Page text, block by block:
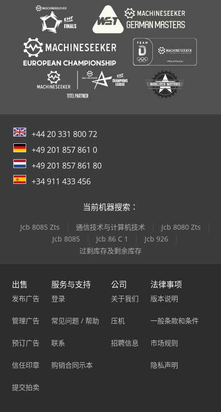
+44 20 331 800 72
+49 201 857 861 0
+49 201 857 861 80
+34 911 433 456
当前机器搜索：
Jcb 8085 Zts 通信技术与计算机技术
Jcb 8080 Zts
Jcb 8085
Jcb 86 C 1
Jcb 926
过剩库存及剩余库存
出售
发布广告
管理广告
预订广告
信任印章
提交拍卖
服务与支持
登录
常见问题 / 帮助
联系
购销合同示本
公司
关于我们
压机
招聘信息
法律事项
版本说明
一般条款和条件
市场规则
隐私声明